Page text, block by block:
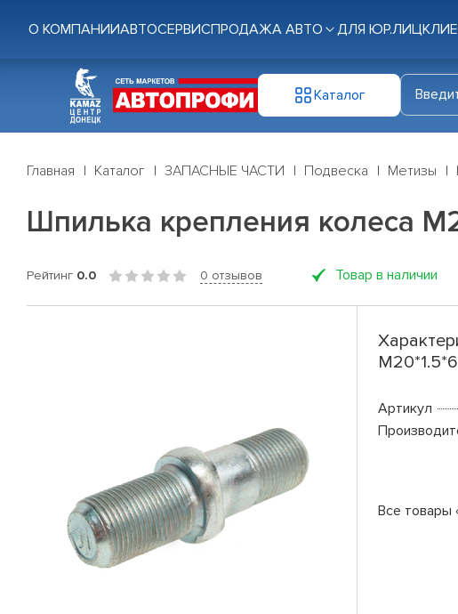
О КОМПАНИИАВТОСЕРВИСПРОДАЖА АВТО ДЛЯ ЮР.ЛИЦ
Каталог
Главная Каталог ЗАПАСНЫЕ ЧАСТИ Подвеска Метизы
Шпилька крепления колеса
Рейтинг 0.0 0 отзывов Товар в наличии
Артикул
Все товары